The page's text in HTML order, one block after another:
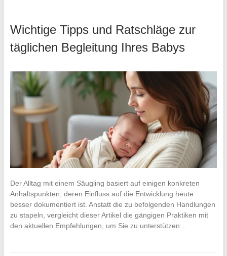
Wichtige Tipps und Ratschläge zur
täglichen Begleitung Ihres Babys
Der Alltag mit einem Säugling basiert auf einigen konkreten
Anhaltspunkten, deren Einfluss auf die Entwicklung heute
besser dokumentiert ist. Anstatt die zu befolgenden Handlungen
zu stapeln, vergleicht dieser Artikel die gängigen Praktiken mit
den aktuellen Empfehlungen, um Sie zu unterstützen…